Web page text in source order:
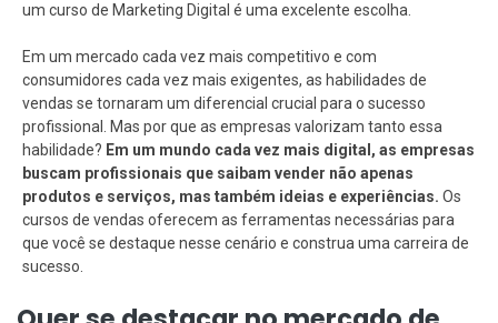
um curso de Marketing Digital é uma excelente escolha.
Em um mercado cada vez mais competitivo e com
consumidores cada vez mais exigentes, as habilidades de
vendas se tornaram um diferencial crucial para o sucesso
profissional. Mas por que as empresas valorizam tanto essa
habilidade? Em um mundo cada vez mais digital, as empresas
buscam profissionais que saibam vender não apenas
produtos e serviços, mas também ideias e experiências. Os
cursos de vendas oferecem as ferramentas necessárias para
que você se destaque nesse cenário e construa uma carreira de
sucesso.